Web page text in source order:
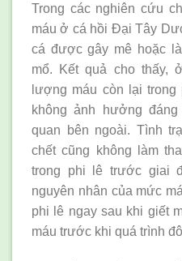
Trong các nghiên cứu
máu ở cá hồi Đại Tây
cá được gây mê hoặc
mổ. Kết quả cho thấy,
lượng máu còn lại
không ảnh hưởng
quan bên ngoài. Tình
chết cũng không làm
trong phi lê trước giai
nguyên nhân của mức
phi lê ngay sau khi giết
máu trước khi quá trình